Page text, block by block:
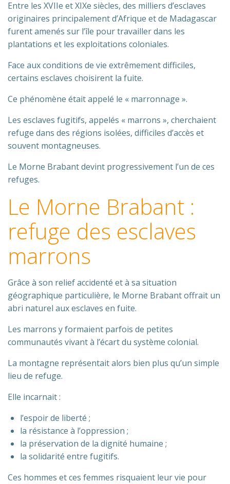
Entre les XVIIe et XIXe siècles, des milliers d’esclaves
originaires principalement d’Afrique et de Madagascar
furent amenés sur l’île pour travailler dans les
plantations et les exploitations coloniales.
Face aux conditions de vie extrêmement difficiles,
certains esclaves choisirent la fuite.
Ce phénomène était appelé le « marronnage ».
Les esclaves fugitifs, appelés « marrons », cherchaient
refuge dans des régions isolées, difficiles d’accès et
souvent montagneuses.
Le Morne Brabant devint progressivement l’un de ces
refuges.
Le Morne Brabant :
refuge des esclaves
marrons
Grâce à son relief accidenté et à sa situation
géographique particulière, le Morne Brabant offrait un
abri naturel aux esclaves en fuite.
Les marrons y formaient parfois de petites
communautés vivant à l’écart du système colonial.
La montagne représentait alors bien plus qu’un simple
lieu de refuge.
Elle incarnait :
l’espoir de liberté ;
la résistance à l’oppression ;
la préservation de la dignité humaine ;
la solidarité entre fugitifs.
Ces hommes et ces femmes risquaient leur vie pour